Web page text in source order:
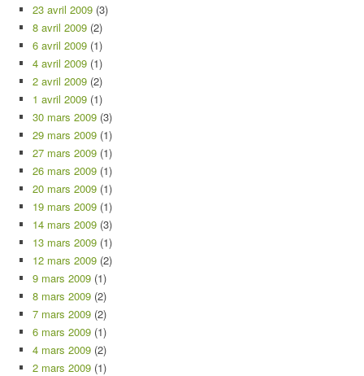
23 avril 2009 (3)
8 avril 2009 (2)
6 avril 2009 (1)
4 avril 2009 (1)
2 avril 2009 (2)
1 avril 2009 (1)
30 mars 2009 (3)
29 mars 2009 (1)
27 mars 2009 (1)
26 mars 2009 (1)
20 mars 2009 (1)
19 mars 2009 (1)
14 mars 2009 (3)
13 mars 2009 (1)
12 mars 2009 (2)
9 mars 2009 (1)
8 mars 2009 (2)
7 mars 2009 (2)
6 mars 2009 (1)
4 mars 2009 (2)
2 mars 2009 (1)